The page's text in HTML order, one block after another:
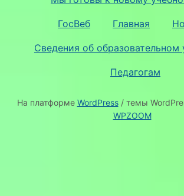
ГосВеб Главная
Сведения об образовательном
Педагогам
На платформе WordPress/ темы
WPZOOM